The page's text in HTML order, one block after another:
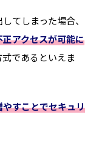
てしまった場合、
アクセスが可能に
であるといえま
すことでセキュリ